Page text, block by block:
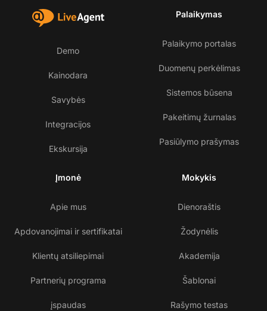
Demo
Kainodara
Savybės
Integracijos
Ekskursija
Palaikymas
Palaikymo portalas
Duomenų perkėlimas
Sistemos būsena
Pakeitimų žurnalas
Pasiūlymo prašymas
Įmonė
Apie mus
Apdovanojimai ir sertifikatai
Klientų atsiliepimai
Partnerių programa
įspaudas
Mokykis
Dienoraštis
Žodynėlis
Akademija
Šablonai
Rašymo testas